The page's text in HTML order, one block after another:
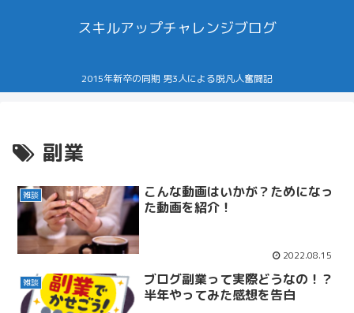
スキルアップチャレンジブログ
2015年新卒の同期 男3人による脱凡人奮闘記
副業
雑談
こんな動画はいかが？ためになっ
た動画を紹介！
2022.08.15
雑談
ブログ副業って実際どうなの！？
半年やってみた感想を告白